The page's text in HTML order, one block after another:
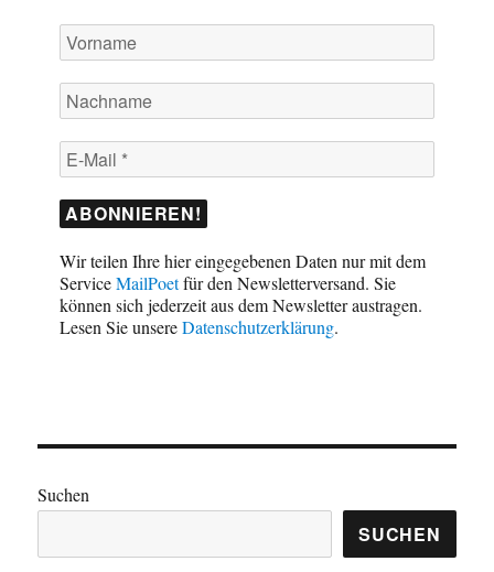
Wir teilen Ihre hier eingegebenen Daten nur mit dem
ServiceMailPoetfür den Newsletterversand. Sie
können sich jederzeit aus dem Newsletter austragen.
Lesen Sie unsereDatenschutzerklärung.
Suchen
SUCHEN